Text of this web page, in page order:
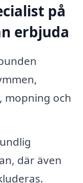
på
erbjuda
mopning och
där även